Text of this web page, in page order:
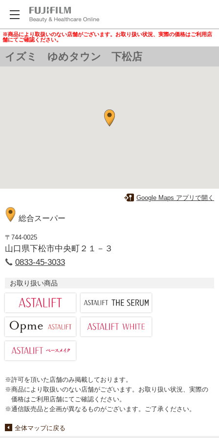
※商品により取扱いのない店舗がございます。お取り扱い状況、実際の価格はご利用店
舗にてご確認ください。
イズミ ゆめタウン 下松店
Google Maps アプリで開く
総合スーパー
〒744-0025
山口県下松市中央町２１－３
0833-45-3033
お取り扱い商品
※許可を頂いた店舗のみ掲載しております。
※商品により取扱いのない店舗がございます。お取り扱い状況、実際の
価格はご利用店舗にてご確認ください。
※通信販売品と企画が異なるものがございます。ご了承ください。
全体マップに戻る